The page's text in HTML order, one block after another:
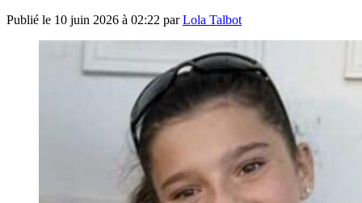
Publié le 10 juin 2026 à 02:22 parLola Talbot